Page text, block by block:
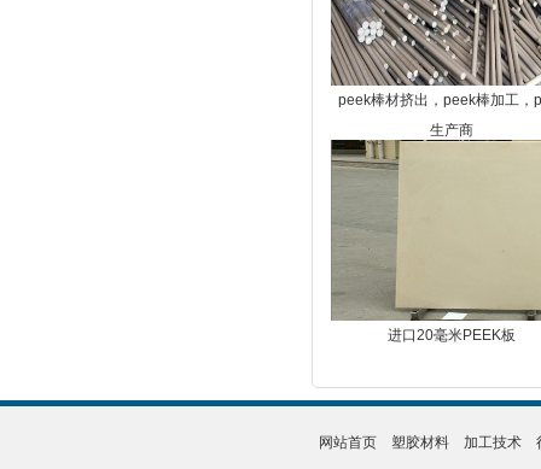
peek棒材挤出，peek棒加工，
生产商
进口20毫米PEEK板
网站首页 塑胶材料 加工技术